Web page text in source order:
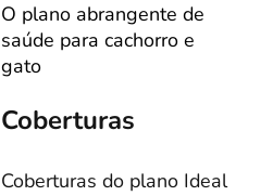
O plano abrangente de
saúde para cachorro e
gato
Coberturas
Coberturas do plano Ideal